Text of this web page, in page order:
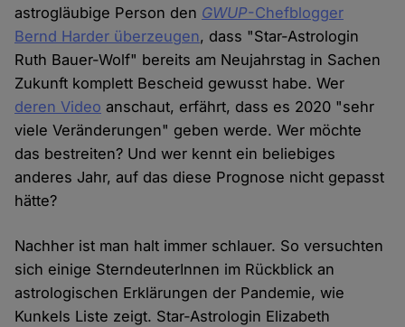
astrogläubige Person den GWUP-Chefblogger
Bernd Harder überzeugen, dass "Star-Astrologin
Ruth Bauer-Wolf" bereits am Neujahrstag in Sachen
Zukunft komplett Bescheid gewusst habe. Wer
deren Video anschaut, erfährt, dass es 2020 "sehr
viele Veränderungen" geben werde. Wer möchte
das bestreiten? Und wer kennt ein beliebiges
anderes Jahr, auf das diese Prognose nicht gepasst
hätte?
Nachher ist man halt immer schlauer. So versuchten
sich einige SterndeuterInnen im Rückblick an
astrologischen Erklärungen der Pandemie, wie
Kunkels Liste zeigt. Star-Astrologin Elizabeth